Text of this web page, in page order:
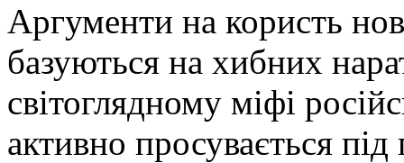
Аргументи на користь
базуються на хибних
світоглядному міфі
активно просувається